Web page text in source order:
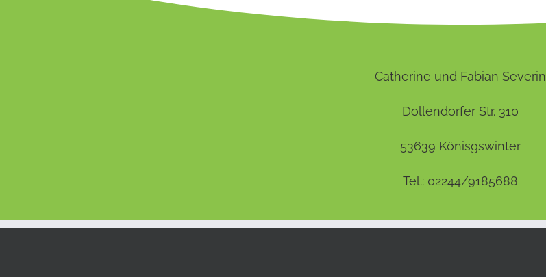
Catherine und Fabian Severin
Dollendorfer Str. 310
53639 Könisgswinter
Tel.: 02244/9185688